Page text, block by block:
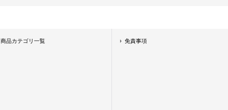
商品カテゴリ一覧 免責事項